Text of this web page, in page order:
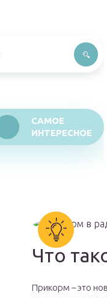
САМОЕ
ИНТЕРЕСНОЕ
Что
Прикорм – это